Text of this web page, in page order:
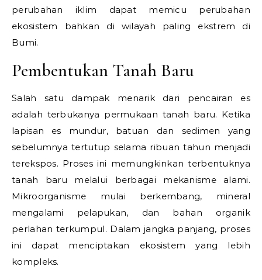
perubahan iklim dapat memicu perubahan
ekosistem bahkan di wilayah paling ekstrem di
Bumi.
Pembentukan Tanah Baru
Salah satu dampak menarik dari pencairan es
adalah terbukanya permukaan tanah baru. Ketika
lapisan es mundur, batuan dan sedimen yang
sebelumnya tertutup selama ribuan tahun menjadi
terekspos. Proses ini memungkinkan terbentuknya
tanah baru melalui berbagai mekanisme alami.
Mikroorganisme mulai berkembang, mineral
mengalami pelapukan, dan bahan organik
perlahan terkumpul. Dalam jangka panjang, proses
ini dapat menciptakan ekosistem yang lebih
kompleks.